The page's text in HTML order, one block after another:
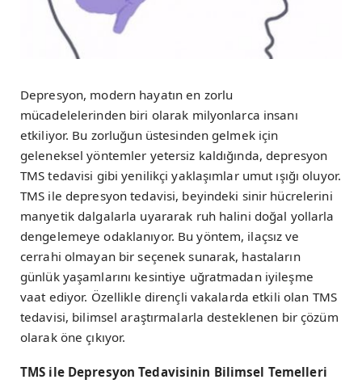
Depresyon, modern hayatın en zorlu
mücadelelerinden biri olarak milyonlarca insanı
etkiliyor. Bu zorluğun üstesinden gelmek için
geleneksel yöntemler yetersiz kaldığında, depresyon
TMS tedavisi gibi yenilikçi yaklaşımlar umut ışığı oluyor.
TMS ile depresyon tedavisi, beyindeki sinir hücrelerini
manyetik dalgalarla uyararak ruh halini doğal yollarla
dengelemeye odaklanıyor. Bu yöntem, ilaçsız ve
cerrahi olmayan bir seçenek sunarak, hastaların
günlük yaşamlarını kesintiye uğratmadan iyileşme
vaat ediyor. Özellikle dirençli vakalarda etkili olan TMS
tedavisi, bilimsel araştırmalarla desteklenen bir çözüm
olarak öne çıkıyor.
TMS ile Depresyon Tedavisinin Bilimsel Temelleri